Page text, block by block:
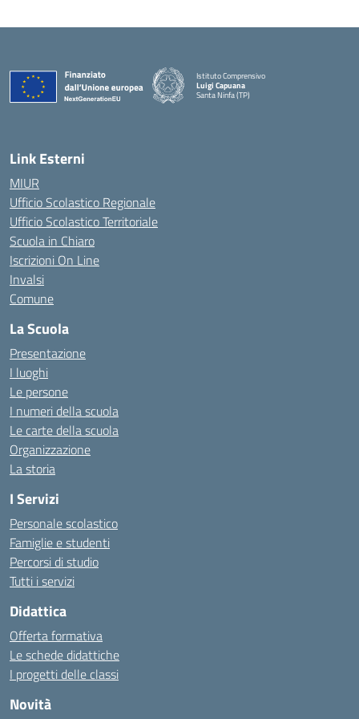
Istituto Comprensivo
Luigi Capuana
Santa Ninfa (TP)
Link Esterni
MIUR
Ufficio Scolastico Regionale
Ufficio Scolastico Territoriale
Scuola in Chiaro
Iscrizioni On Line
Invalsi
Comune
La Scuola
Presentazione
I luoghi
Le persone
I numeri della scuola
Le carte della scuola
Organizzazione
La storia
I Servizi
Personale scolastico
Famiglie e studenti
Percorsi di studio
Tutti i servizi
Didattica
Offerta formativa
Le schede didattiche
I progetti delle classi
Novità